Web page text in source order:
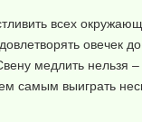
всех
овечек до
медлить нельзя –
самым выиграть